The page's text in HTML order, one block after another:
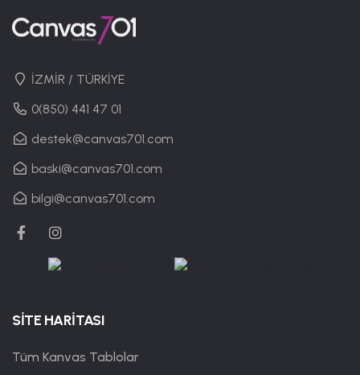
İZMİR / TÜRKİYE
0(850) 441 47 01
destek@canvas701.com
baski@canvas701.com
bilgi@canvas701.com
SİTE HARİTASI
Tüm Kanvas Tablolar